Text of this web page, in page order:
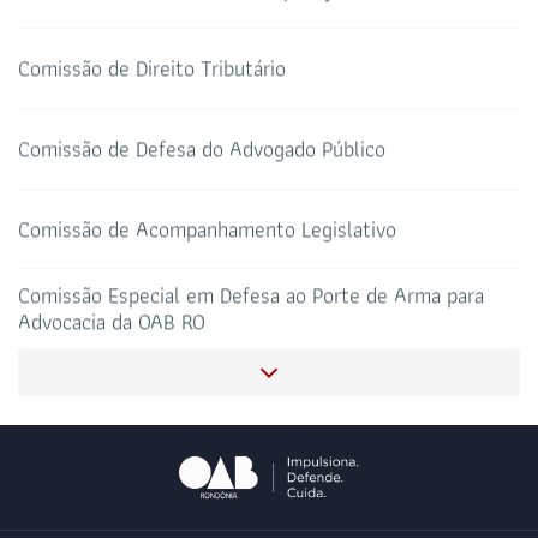
Comissão de Defesa do Advogado Público
Comissão de Acompanhamento Legislativo
Comissão Especial em Defesa ao Porte de Arma para
Advocacia da OAB RO
Comissão de Proteção e Defesa Animal
Comissão De Defesa Dos Direitos Dos Idosos
Comissão de Diversidade Sexual e de Gênero LGBTQI+